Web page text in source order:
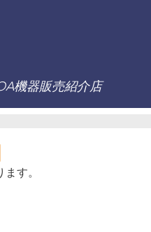
機器販売紹介店
す。